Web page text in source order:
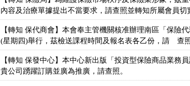
內容及治療單據提出不當要求，請查照並轉知所屬會員切
【轉知 保代商會】本會奉主管機關核准辦理南區「保險
(星期四)舉行，茲檢送課程時間及報名表各乙份，請 查照
【轉知 保發中心】本中心新出版「投資型保險商品業務
貴公司踴躍訂購並廣為推廣，請查照。